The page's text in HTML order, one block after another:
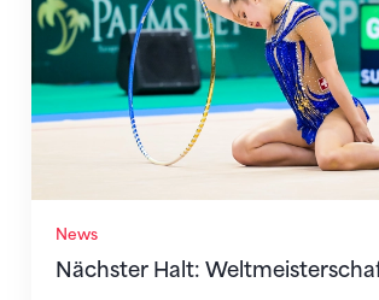
News
Nächster Halt: